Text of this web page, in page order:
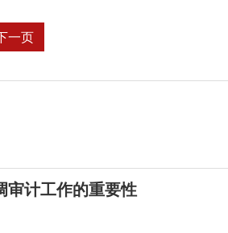
一页
审计工作的重要性